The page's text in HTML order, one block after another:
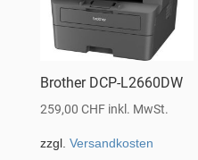
Brother DCP-L2660DW
259,00 CHF inkl. MwSt.
zzgl. Versandkosten